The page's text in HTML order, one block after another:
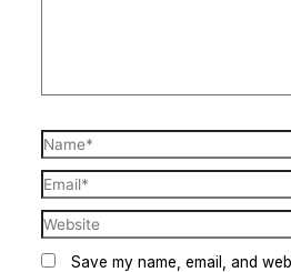
Save my name, email, and